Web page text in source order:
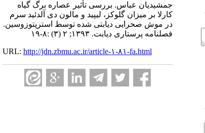
جمشیدیان عباس. بررسی تأثیر عصاره برگ گیاه
کارلا بر میزان گلوکز، لیپید و مالون دی آلدئید سرم
در موش صحرایی دیابتی شده توسط استرپتوزوسین.
فصلنامه پرستاری دیابت. ۱۳۹۳; ۲ (۳) :۸-۱۹
URL: http://jdn.zbmu.ac.ir/article-۱-۸۱-fa.html